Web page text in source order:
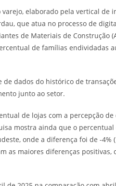
elaborado pela vertical de
que atua no processo de
de Materiais de Construção
de famílias endividadas
dados do histórico de
junto ao setor.
de lojas com a percepção
mostra ainda que o
onde a diferença foi de -4%
as maiores diferenças positivas,